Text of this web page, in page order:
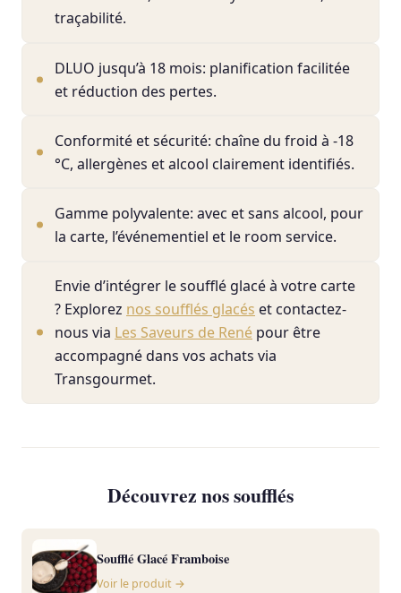
traçabilité.
DLUO jusqu’à 18 mois: planification facilitée
et réduction des pertes.
Conformité et sécurité: chaîne du froid à -18
°C, allergènes et alcool clairement identifiés.
Gamme polyvalente: avec et sans alcool, pour
la carte, l’événementiel et le room service.
Envie d’intégrer le soufflé glacé à votre carte
? Explorez nos soufflés glacés et contactez-
nous via Les Saveurs de René pour être
accompagné dans vos achats via
Transgourmet.
Découvrez nos soufflés
Soufflé Glacé Framboise
Voir le produit →